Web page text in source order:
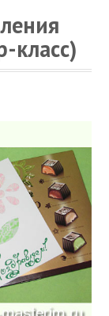
класс)